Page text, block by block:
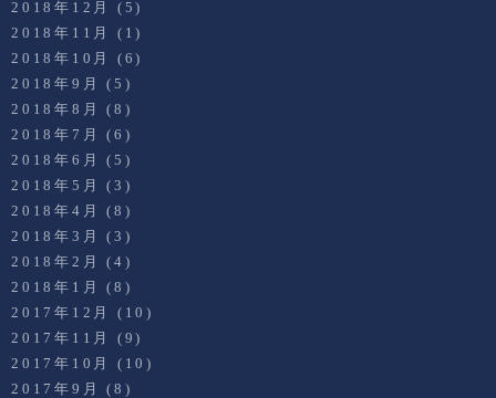
2018年12月
(5)
2018年11月
(1)
2018年10月
(6)
2018年9月
(5)
2018年8月
(8)
2018年7月
(6)
2018年6月
(5)
2018年5月
(3)
2018年4月
(8)
2018年3月
(3)
2018年2月
(4)
2018年1月
(8)
2017年12月
(10)
2017年11月
(9)
2017年10月
(10)
2017年9月
(8)